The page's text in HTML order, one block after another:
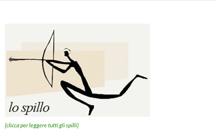
[clicca per leggere tutti gli spilli]